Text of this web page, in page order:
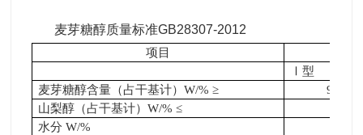
麦芽糖醇质量标准GB28307-2012
项目
Ⅰ型
麦芽糖醇含量（占干基计）W/% ≥
98.0
山梨醇（占干基计）W/% ≤
水分 W/%